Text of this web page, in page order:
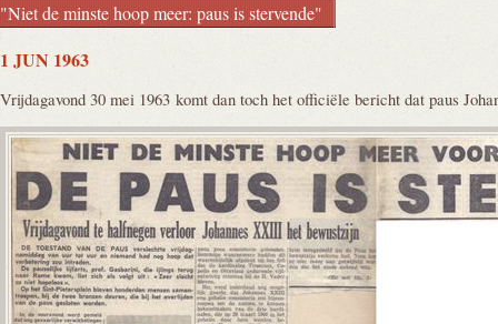
"Niet de minste hoop meer: paus is stervende"
1 JUN 1963
Vrijdagavond 30 mei 1963 komt dan toch het officiële bericht dat paus